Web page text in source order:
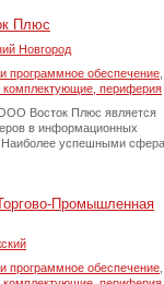
Плюс
Новгород
программное обеспечение
периферия
Восток Плюс является
в информационных
Наиболее успешными
Промышленная
программное обеспечение